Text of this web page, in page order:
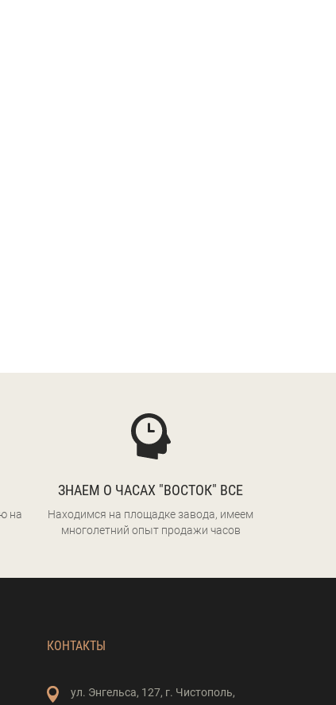
на
ЗНАЕМ О ЧАСАХ "ВОСТОК" ВСЕ
Находимся на площадке завода, имеем
многолетний опыт продажи часов
КОНТАКТЫ
ул. Энгельса, 127, г. Чистополь,